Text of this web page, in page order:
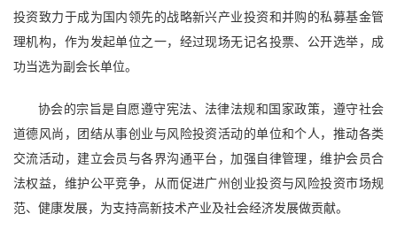
投资致力于成为国内领先的战略新兴产业投资和并购的私募基金管
理机构，作为发起单位之一，经过现场无记名投票、公开选举，成
功当选为副会长单位。
协会的宗旨是自愿遵守宪法、法律法规和国家政策，遵守社会
道德风尚，团结从事创业与风险投资活动的单位和个人，推动各类
交流活动，建立会员与各界沟通平台，加强自律管理，维护会员合
法权益，维护公平竞争，从而促进广州创业投资与风险投资市场规
范、健康发展，为支持高新技术产业及社会经济发展做贡献。